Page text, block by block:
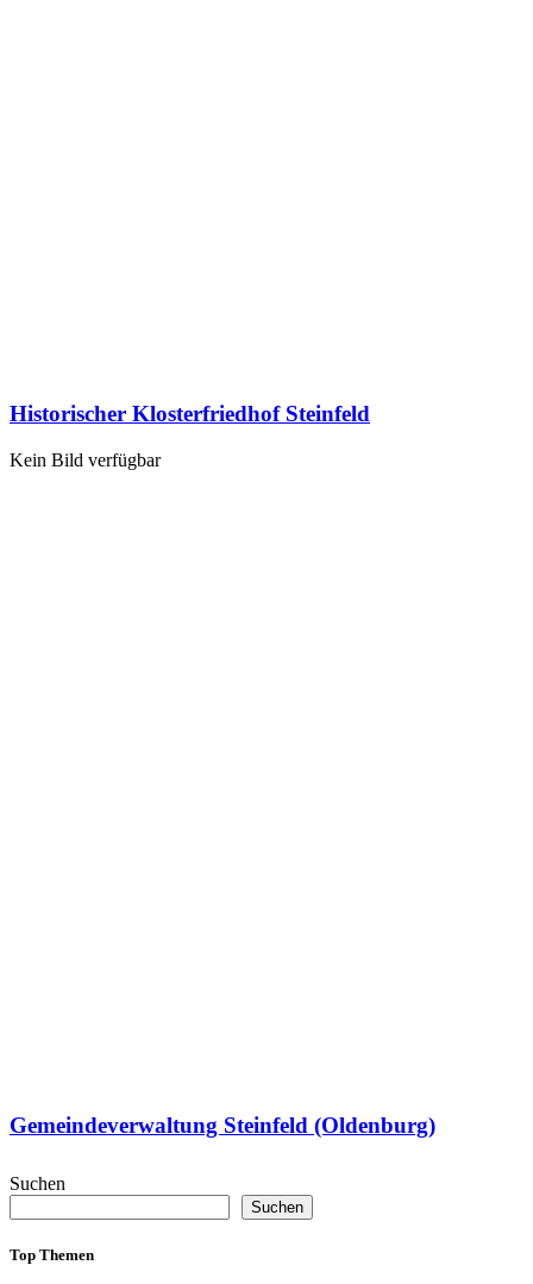
Historischer Klosterfriedhof Steinfeld
Kein Bild verfügbar
Gemeindeverwaltung Steinfeld (Oldenburg)
Suchen
Suchen
Top Themen